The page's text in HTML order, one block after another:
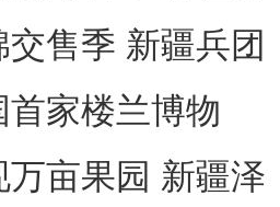
“大漠渔乡”？
交售季 新疆兵团
量追溯成效几
家楼兰博物
美女”谜几何？
万亩果园 新疆泽